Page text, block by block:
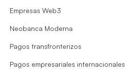
Empresas Web3
Neobanca Moderna
Pagos transfronterizos
Pagos empresariales internacionales